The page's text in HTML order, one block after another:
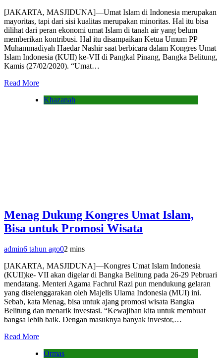
[JAKARTA, MASJIDUNA]—Umat Islam di Indonesia merupakan
mayoritas, tapi dari sisi kualitas merupakan minoritas. Hal itu bisa
dilihat dari peran ekonomi umat Islam di tanah air yang belum
memberikan kontribusi. Hal itu disampaikan Ketua Umum PP
Muhammadiyah Haedar Nashir saat berbicara dalam Kongres Umat
Islam Indonesia (KUII) ke-VII di Pangkal Pinang, Bangka Belitung,
Kamis (27/02/2020). “Umat…
Read More
Khazanah
Menag Dukung Kongres Umat Islam,
Bisa untuk Promosi Wisata
admin6 tahun ago02 mins
[JAKARTA, MASJIDUNA]—Kongres Umat Islam Indonesia
(KUII)ke- VII akan digelar di Bangka Belitung pada 26-29 Pebruari
mendatang. Menteri Agama Fachrul Razi pun mendukung gelaran
yang diselenggarakan oleh Majelis Ulama Indonesia (MUI) ini.
Sebab, kata Menag, bisa untuk ajang promosi wisata Bangka
Belitung dan menarik investasi. “Kewajiban kita untuk membuat
bangsa lebih baik. Dengan masuknya banyak investor,…
Read More
Ormas